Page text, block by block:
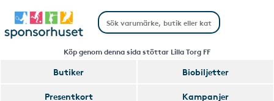
Köp genom denna sida stöttar Lilla Torg FF
Butiker
Biobiljetter
Presentkort
Kampanjer